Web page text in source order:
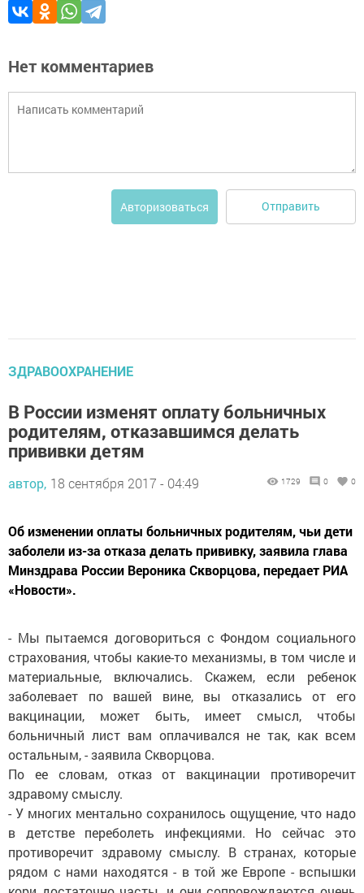
Нет комментариев
Авторизоваться Отправить
ЗДРАВООХРАНЕНИЕ
В России изменят оплату больничных
родителям, отказавшимся делать
прививки детям
автор, 18 сентября 2017 - 04:49 1729 0 0
Об изменении оплаты больничных родителям, чьи дети
заболели из-за отказа делать прививку, заявила глава
Минздрава России Вероника Скворцова, передает РИА
«Новости».
- Мы пытаемся договориться с Фондом социального
страхования, чтобы какие-то механизмы, в том числе и
материальные, включались. Скажем, если ребенок
заболевает по вашей вине, вы отказались от его
вакцинации, может быть, имеет смысл, чтобы
больничный лист вам оплачивался не так, как всем
остальным, - заявила Скворцова.
По ее словам, отказ от вакцинации противоречит
здравому смыслу.
- У многих ментально сохранилось ощущение, что надо
в детстве переболеть инфекциями. Но сейчас это
противоречит здравому смыслу. В странах, которые
рядом с нами находятся - в той же Европе - вспышки